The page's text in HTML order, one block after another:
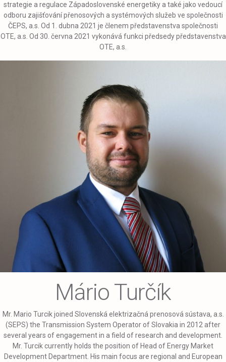
strategie a regulace Západoslovenské energetiky a také jako vedoucí
odboru zajišťování přenosových a systémových služeb ve společnosti
ČEPS, a.s. Od 1. dubna 2021 je členem představenstva společnosti
OTE, a.s. Od 30. června 2021 vykonává funkci předsedy představenstva
OTE, a.s.
Mário Turčík
Mr. Mario Turcik joined Slovenská elektrizačná prenosová sústava, a.s.
(SEPS) the Transmission System Operator of Slovakia in 2012 after
several years of engagement in a field of research and development.
Mr. Turcik currently holds the position of Head of Energy Market
Development Department. His main focus are regional and European